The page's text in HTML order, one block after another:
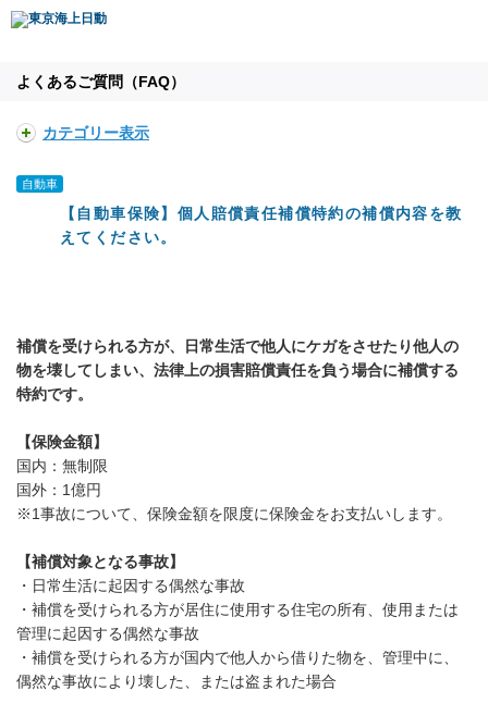
よくあるご質問（FAQ）
カテゴリー表示
自動車
【自動車保険】個人賠償責任補償特約の補償内容を教
えてください。
補償を受けられる方が、日常生活で他人にケガをさせたり他人の
物を壊してしまい、法律上の損害賠償責任を負う場合に補償する
特約です。
【保険金額】
国内：無制限
国外：1億円
※1事故について、保険金額を限度に保険金をお支払いします。
【補償対象となる事故】
・日常生活に起因する偶然な事故
・補償を受けられる方が居住に使用する住宅の所有、使用または
管理に起因する偶然な事故
・補償を受けられる方が国内で他人から借りた物を、管理中に、
偶然な事故により壊した、または盗まれた場合